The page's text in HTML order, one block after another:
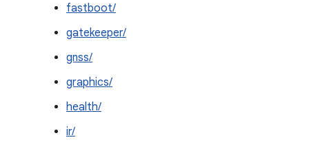
fastboot/
gatekeeper/
gnss/
graphics/
health/
ir/